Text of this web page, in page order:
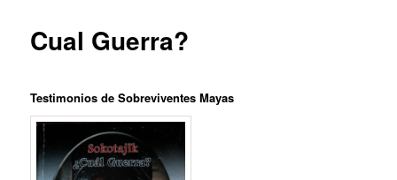
Cual Guerra?
Testimonios de Sobreviventes Mayas